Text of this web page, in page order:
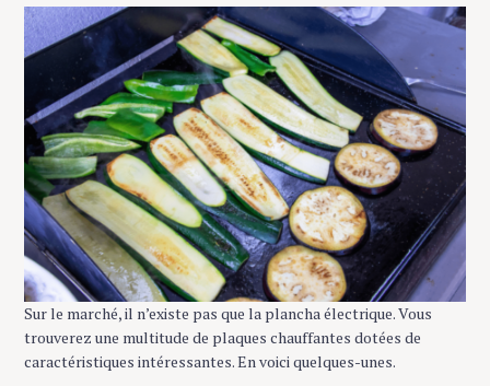
Sur le marché, il n’existe pas que la plancha électrique. Vous
trouverez une multitude de plaques chauffantes dotées de
caractéristiques intéressantes. En voici quelques-unes.